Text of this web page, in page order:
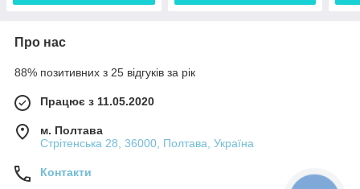
Про нас
88% позитивних з 25 відгуків за рік
Працює з 11.05.2020
м. Полтава
Стрітенська 28, 36000, Полтава, Україна
Контакти